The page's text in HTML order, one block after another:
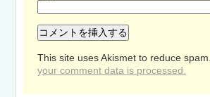
This site uses Akismet to reduce spam.
your comment data is processed.